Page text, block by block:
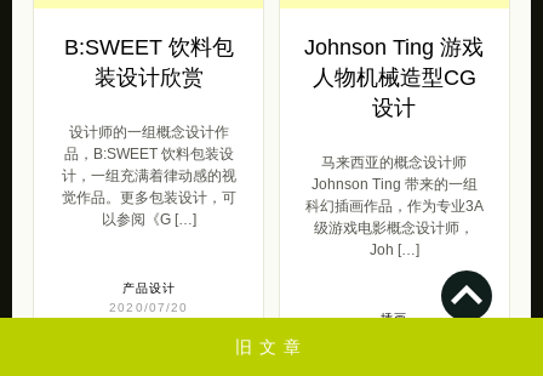
旧文章
B:SWEET 饮料包
装设计欣赏
设计师的一组概念设计作
品，B:SWEET 饮料包装设
计，一组充满着律动感的视
觉作品。更多包装设计，可
以参阅《G […]
产品设计
2020/07/20
Johnson Ting 游戏
人物机械造型CG
设计
马来西亚的概念设计师
Johnson Ting 带来的一组
科幻插画作品，作为专业3A
级游戏电影概念设计师，
Joh […]
插画